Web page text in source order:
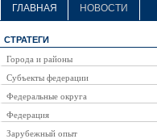
ГЛАВНАЯ НОВОСТИ
СТРАТЕГИ
Города и районы
Субъекты федерации
Федеральные округа
Федерация
Зарубежный опыт